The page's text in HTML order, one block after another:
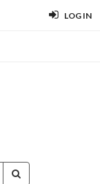
LOG IN